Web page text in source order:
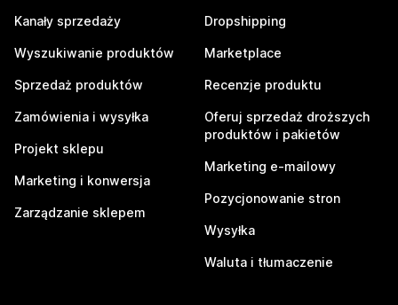
Kanały sprzedaży
Wyszukiwanie produktów
Sprzedaż produktów
Zamówienia i wysyłka
Projekt sklepu
Marketing i konwersja
Zarządzanie sklepem
Dropshipping
Marketplace
Recenzje produktu
Oferuj sprzedaż droższych
produktów i pakietów
Marketing e-mailowy
Pozycjonowanie stron
Wysyłka
Waluta i tłumaczenie